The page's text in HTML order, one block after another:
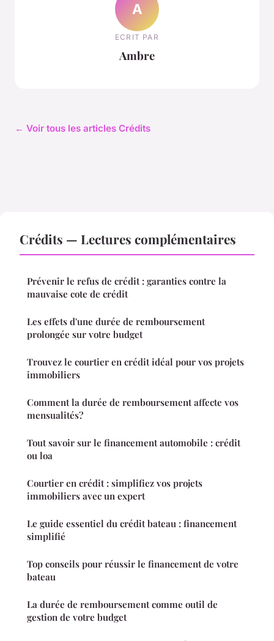
A
ECRIT PAR
Ambre
← Voir tous les articles Crédits
Crédits — Lectures complémentaires
Prévenir le refus de crédit : garanties contre la
mauvaise cote de crédit
Les effets d'une durée de remboursement
prolongée sur votre budget
Trouvez le courtier en crédit idéal pour vos projets
immobiliers
Comment la durée de remboursement affecte vos
mensualités?
Tout savoir sur le financement automobile : crédit
ou loa
Courtier en crédit : simplifiez vos projets
immobiliers avec un expert
Le guide essentiel du crédit bateau : financement
simplifié
Top conseils pour réussir le financement de votre
bateau
La durée de remboursement comme outil de
gestion de votre budget